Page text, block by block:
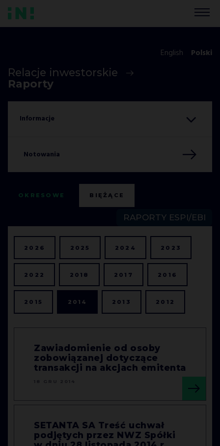
Relacje inwestorskie
Raporty
English Polski
Notowania
OKRESOWE BIĘŻĄCE
RAPORTY ESPI/EBI
2026 2025 2024 2023
2022 2018 2017 2016
2015 2014 2013 2012
Zawiadomienie od osoby
zobowiązanej dotyczące
transakcji na akcjach emitenta
SETANTA SA Treść uchwał
podjętych przez NWZ Spółki